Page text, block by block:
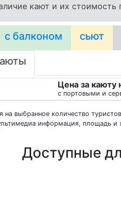
кают и их стоимость
с балконом сьют
Цена за каюту
с портовыми и
на выбранное количество туристов
информация, площадь и
Доступные